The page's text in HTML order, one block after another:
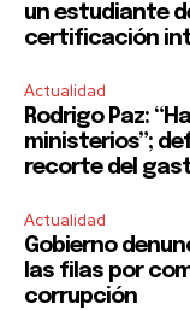
un estudiante
certificación
Actualidad
Rodrigo Paz:
ministerios”;
recorte del
Actualidad
Gobierno
las filas por
corrupción